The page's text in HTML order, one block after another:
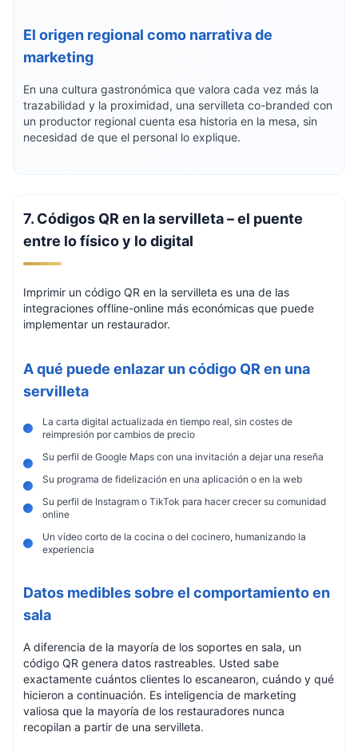
El origen regional como narrativa de
marketing
En una cultura gastronómica que valora cada vez más la
trazabilidad y la proximidad, una servilleta co-branded con
un productor regional cuenta esa historia en la mesa, sin
necesidad de que el personal lo explique.
7. Códigos QR en la servilleta – el puente
entre lo físico y lo digital
Imprimir un código QR en la servilleta es una de las
integraciones offline-online más económicas que puede
implementar un restaurador.
A qué puede enlazar un código QR en una
servilleta
La carta digital actualizada en tiempo real, sin costes de
reimpresión por cambios de precio
Su perfil de Google Maps con una invitación a dejar una reseña
Su programa de fidelización en una aplicación o en la web
Su perfil de Instagram o TikTok para hacer crecer su comunidad
online
Un vídeo corto de la cocina o del cocinero, humanizando la
experiencia
Datos medibles sobre el comportamiento en
sala
A diferencia de la mayoría de los soportes en sala, un
código QR genera datos rastreables. Usted sabe
exactamente cuántos clientes lo escanearon, cuándo y qué
hicieron a continuación. Es inteligencia de marketing
valiosa que la mayoría de los restauradores nunca
recopilan a partir de una servilleta.